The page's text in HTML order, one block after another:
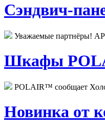
Сэндвич-
Уважаемые партнёры!
Шкафы
POLAIR™ сообщает
Новинка от